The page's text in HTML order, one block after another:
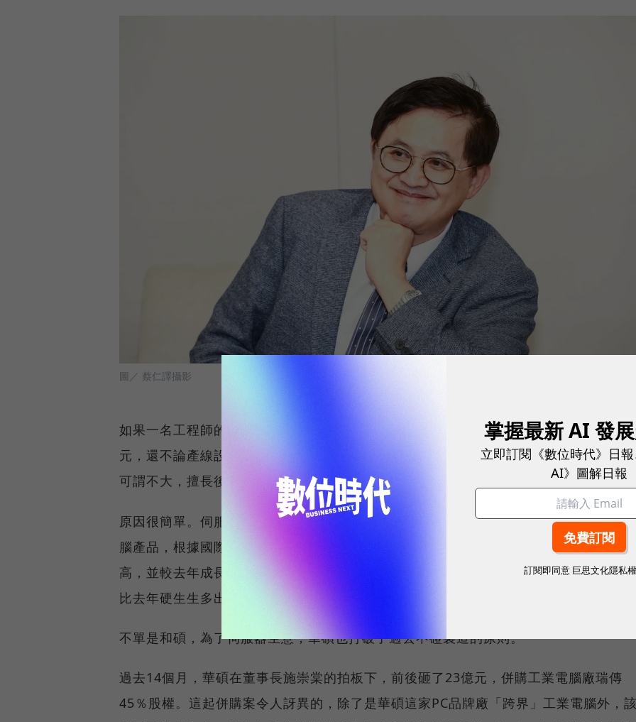
圖／ 蔡仁譯攝影
如果一名工程師的年薪以100萬元計算，400人的編制，等於每年光人事成本就至少4億
元，還不論產線設備、治具模具等動輒破億的硬體投資，和碩這次再戰伺服器，賭注不
可謂不大，擅長後發制人的童子賢，這次究竟看中了什麼？
原因很簡單。伺服器，這個可以讓多人透過網路同時使用、幾乎是一台「看不到」的電
腦產品，根據國際數據資訊（IDC）的估計，今年全球產值將站上3.4兆新台幣的歷史新
高，並較去年成長13％，若以未來3年總成長率達30％計算，預估到了後年，產值就會
比去年硬生生多出1兆元。
不單是和碩，為了伺服器生意，華碩也打破了過去不碰製造的原則。
過去14個月，華碩在董事長施崇棠的拍板下，前後砸了23億元，併購工業電腦廠瑞傳
45％股權。這起併購案令人訝異的，除了是華碩這家PC品牌廠「跨界」工業電腦外，
掌握最新 AI 發
立即訂閱《數位時代》日
AI》圖解日報
訂閱即同意 巨思文化隱私